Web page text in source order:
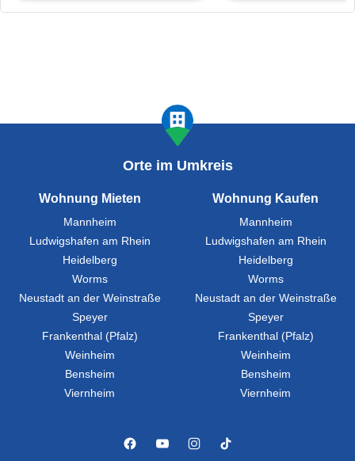
Orte im Umkreis
Wohnung Mieten
Mannheim
Ludwigshafen am Rhein
Heidelberg
Worms
Neustadt an der Weinstraße
Speyer
Frankenthal (Pfalz)
Weinheim
Bensheim
Viernheim
Wohnung Kaufen
Mannheim
Ludwigshafen am Rhein
Heidelberg
Worms
Neustadt an der Weinstraße
Speyer
Frankenthal (Pfalz)
Weinheim
Bensheim
Viernheim